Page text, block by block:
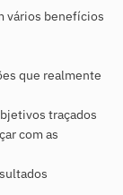
vários benefícios
que realmente
traçados
com as